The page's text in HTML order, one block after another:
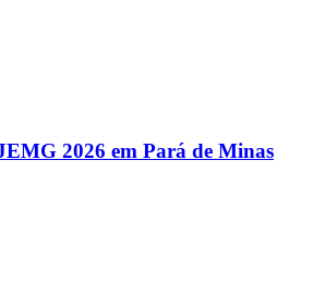
2026 em Pará de Minas